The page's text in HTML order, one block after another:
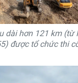
dài hơn 121 km (từ
được tổ chức thi